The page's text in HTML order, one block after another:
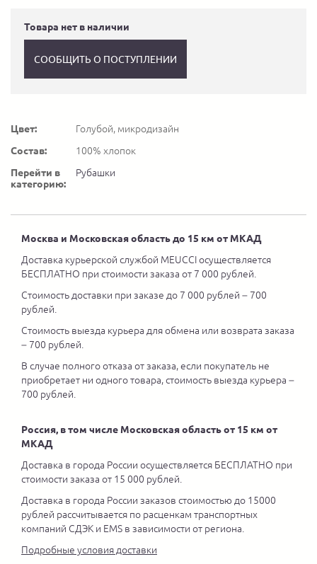
Товара нет в наличии
СООБЩИТЬ О ПОСТУПЛЕНИИ
Цвет:
Голубой, микродизайн
Состав:
100% хлопок
Перейти в
категорию:
Рубашки
Москва и Московская область до 15 км от МКАД
Доставка курьерской службой MEUCCI осуществляется
БЕСПЛАТНО при стоимости заказа от 7 000 рублей.
Стоимость доставки при заказе до 7 000 рублей – 700
рублей.
Стоимость выезда курьера для обмена или возврата заказа
– 700 рублей.
В случае полного отказа от заказа, если покупатель не
приобретает ни одного товара, стоимость выезда курьера –
700 рублей.
Россия, в том числе Московская область от 15 км от
МКАД
Доставка в города России осуществляется БЕСПЛАТНО при
стоимости заказа от 15 000 рублей.
Доставка в города России заказов стоимостью до 15000
рублей рассчитывается по расценкам транспортных
компаний СДЭК и EMS в зависимости от региона.
Подробные условия доставки